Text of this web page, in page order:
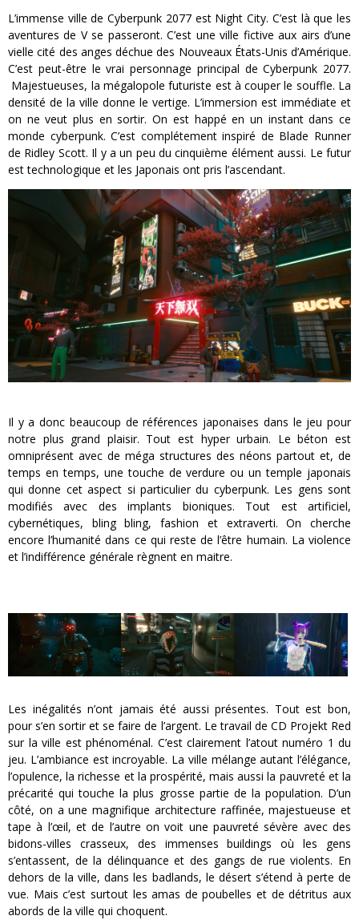
L’immense ville de Cyberpunk 2077 est Night City. C’est là que les
aventures de V se passeront. C’est une ville fictive aux airs d’une
vielle cité des anges déchue des Nouveaux États-Unis d’Amérique.
C’est peut-être le vrai personnage principal de Cyberpunk 2077.
Majestueuses, la mégalopole futuriste est à couper le souffle. La
densité de la ville donne le vertige. L’immersion est immédiate et
on ne veut plus en sortir. On est happé en un instant dans ce
monde cyberpunk. C’est complétement inspiré de Blade Runner
de Ridley Scott. Il y a un peu du cinquième élément aussi. Le futur
est technologique et les Japonais ont pris l’ascendant.
Il y a donc beaucoup de références japonaises dans le jeu pour
notre plus grand plaisir. Tout est hyper urbain. Le béton est
omniprésent avec de méga structures des néons partout et, de
temps en temps, une touche de verdure ou un temple japonais
qui donne cet aspect si particulier du cyberpunk. Les gens sont
modifiés avec des implants bioniques. Tout est artificiel,
cybernétiques, bling bling, fashion et extraverti. On cherche
encore l’humanité dans ce qui reste de l’être humain. La violence
et l’indifférence générale règnent en maitre.
Les inégalités n’ont jamais été aussi présentes. Tout est bon,
pour s’en sortir et se faire de l’argent. Le travail de CD Projekt Red
sur la ville est phénoménal. C’est clairement l’atout numéro 1 du
jeu. L’ambiance est incroyable. La ville mélange autant l’élégance,
l’opulence, la richesse et la prospérité, mais aussi la pauvreté et la
précarité qui touche la plus grosse partie de la population. D’un
côté, on a une magnifique architecture raffinée, majestueuse et
tape à l’œil, et de l’autre on voit une pauvreté sévère avec des
bidons-villes crasseux, des immenses buildings où les gens
s’entassent, de la délinquance et des gangs de rue violents. En
dehors de la ville, dans les badlands, le désert s’étend à perte de
vue. Mais c’est surtout les amas de poubelles et de détritus aux
abords de la ville qui choquent.